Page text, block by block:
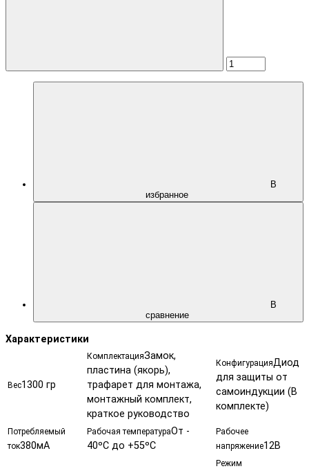
В
избранное
В
сравнение
Характеристики
Вес1300 гр
КомплектацияЗамок,
пластина (якорь),
трафарет для монтажа,
монтажный комплект,
краткое руководство
КонфигурацияДиод
для защиты от
самоиндукции (В
комплекте)
Потребляемый
ток380мА
Рабочая температураОт -
40ºС до +55ºС
Рабочее
напряжение12В
Режим